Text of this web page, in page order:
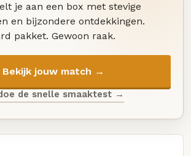
je aan een box met stevige
en bijzondere ontdekkingen.
pakket. Gewoon raak.
Bekijk jouw match →
de snelle smaaktest →